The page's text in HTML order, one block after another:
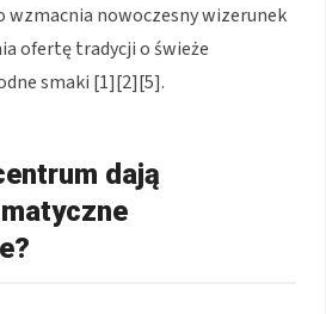
wzmacnia nowoczesny wizerunek
ofertę tradycji o świeże
smaki [1][2][5].
dają